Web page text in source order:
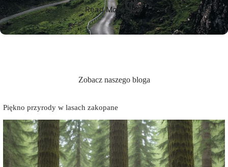
Read More
Zobacz naszego bloga
Piękno przyrody w lasach zakopane